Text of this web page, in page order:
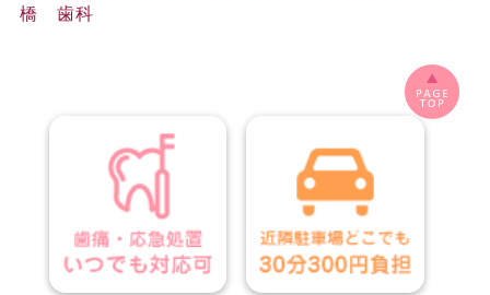
橋 歯科